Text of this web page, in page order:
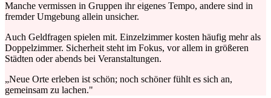
Manche vermissen in Gruppen ihr eigenes Tempo, andere sind in
fremder Umgebung allein unsicher.
Auch Geldfragen spielen mit. Einzelzimmer kosten häufig mehr als
Doppelzimmer. Sicherheit steht im Fokus, vor allem in größeren
Städten oder abends bei Veranstaltungen.
„Neue Orte erleben ist schön; noch schöner fühlt es sich an,
gemeinsam zu lachen."